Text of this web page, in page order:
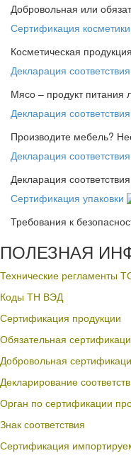
Добровольная или
Сертификация косметики
Косметическая
Декларация
Мясо – продукт питания
Декларация
Производите мебель?
Декларация
Декларация
Сертификация упаковки
Требования к
ПОЛЕЗНАЯ
Технические регламенты
Коды ТН ВЭД
Сертификация продукции
Обязательная
Добровольная
Декларирование
Орган по сертификации
Знак соответствия
Сертификация